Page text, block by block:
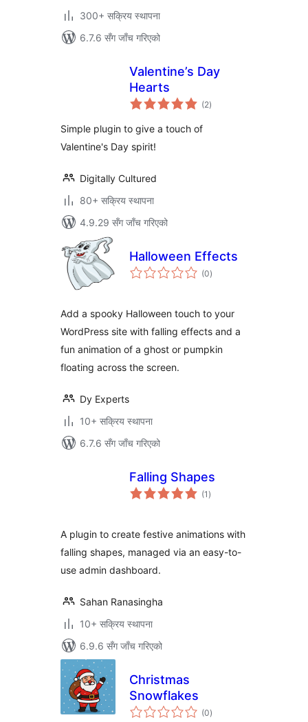
300+ सक्रिय स्थापना
6.7.6 सँग जाँच गरिएको
Valentine’s Day
Hearts
(2कुल
रेटिङ्गहरू
)
Simple plugin to give a touch of
Valentine's Day spirit!
Digitally Cultured
80+ सक्रिय स्थापना
4.9.29 सँग जाँच गरिएको
Halloween Effects
(0कुल
रेटिङ्गहरू
)
Add a spooky Halloween touch to your
WordPress site with falling effects and a
fun animation of a ghost or pumpkin
floating across the screen.
Dy Experts
10+ सक्रिय स्थापना
6.7.6 सँग जाँच गरिएको
Falling Shapes
(1 कुल
रेटिङ्गहरू
)
A plugin to create festive animations with
falling shapes, managed via an easy-to-
use admin dashboard.
Sahan Ranasingha
10+ सक्रिय स्थापना
6.9.6 सँग जाँच गरिएको
Christmas
Snowflakes
(0कुल
रेटिङ्गहरू
)